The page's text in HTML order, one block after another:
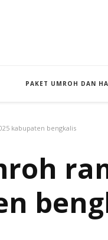
PAKET UMROH DAN
kabupaten bengkalis